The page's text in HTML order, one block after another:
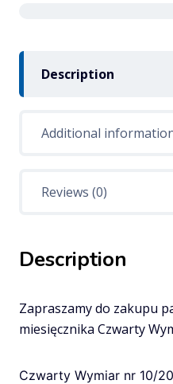
Description
Additional
Reviews (0)
Description
Zapraszamy do zakupu
miesięcznika Czwarty
Czwarty Wymiar nr 10/